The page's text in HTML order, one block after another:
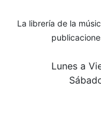
La librería de la
Lunes a